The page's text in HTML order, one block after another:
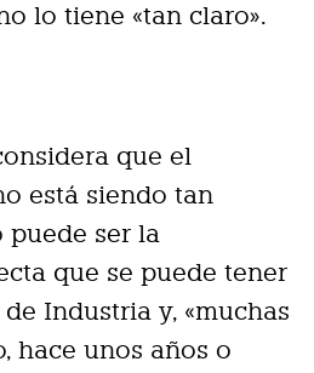
lo tiene «tan claro».
que el
está siendo tan
puede ser la
que se puede tener
Industria y, «muchas
hace unos años o